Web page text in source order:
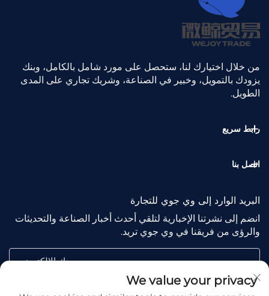
من خلال اختيارك لنا، ستحصل على مورد شامل بالكامل، وبنك
يزودك بالتمويل، وخبير في الصناعة، وشريك تجاري على المدى
الطويل.
رابط سريع
اتصل بنا
البريد الوارد إلى وي جوي للتجارة
انضم إلى نشرتنا الإخبارية لتلقي أحدث أخبار الصناعة والتحديثات
والرؤى من فريقنا في وي جوي تريد.
بريدك الإلكتروني
We value your privacy